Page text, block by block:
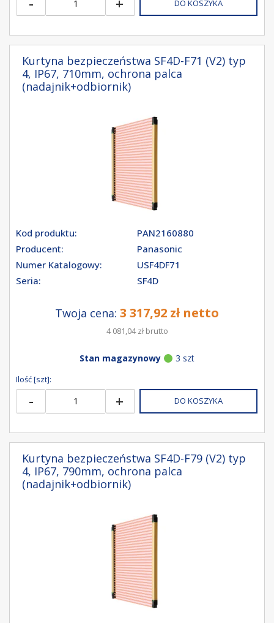
DO KOSZYKA
Kurtyna bezpieczeństwa SF4D-F71 (V2) typ
4, IP67, 710mm, ochrona palca
(nadajnik+odbiornik)
Kod produktu:
PAN2160880
Producent:
Panasonic
Numer Katalogowy:
USF4DF71
Seria:
SF4D
Twoja cena: 3 317,92 zł netto
4 081,04 zł brutto
Stan magazynowy 3 szt
Ilość [szt]:
- + DO KOSZYKA
Kurtyna bezpieczeństwa SF4D-F79 (V2) typ
4, IP67, 790mm, ochrona palca
(nadajnik+odbiornik)